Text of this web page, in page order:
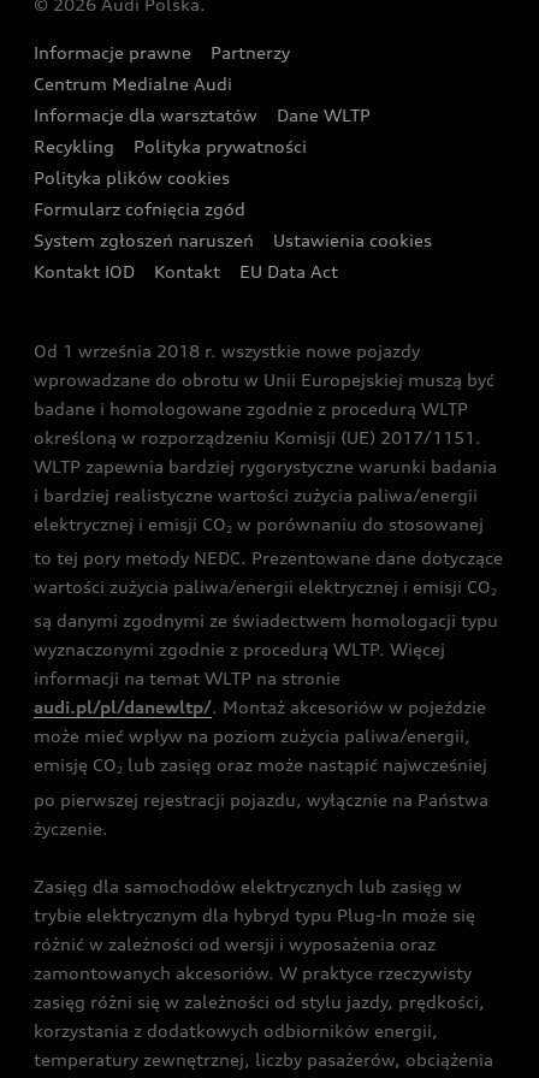
Wyszukaj najbliższego Partnera Audi
Oferta dla przedsiębiorców
Oferta dla klientów prywatnych
Kalkulator rat
Ubezpieczenie
Audi exclusive
Zasięg
Gwarancja
Akcje serwisowe Audi
Katalog online akcesoriów
Audi i Muzeum Sztuki Nowoczesnej w Warszawie
Audi driving experience
Audi quattro Cup
Audi i Puchar Świata w Skokach Narciarskich w
Zakopanem
© 2026 Audi Polska.
Informacje prawne
Partnerzy
Centrum Medialne Audi
Informacje dla warsztatów
Dane WLTP
Recykling
Polityka prywatności
Polityka plików cookies
Formularz cofnięcia zgód
System zgłoszeń naruszeń
Ustawienia cookies
Kontakt IOD
Kontakt EU Data Act
Od 1 września 2018 r. wszystkie nowe pojazdy
wprowadzane do obrotu w Unii Europejskiej muszą być
badane i homologowane zgodnie z procedurą WLTP
określoną w rozporządzeniu Komisji (UE) 2017/1151.
WLTP zapewnia bardziej rygorystyczne warunki badania
i bardziej realistyczne wartości zużycia paliwa/energii
elektrycznej i emisji CO2 w porównaniu do stosowanej
to tej pory metody NEDC. Prezentowane dane dotyczące
wartości zużycia paliwa/energii elektrycznej i emisji CO2
są danymi zgodnymi ze świadectwem homologacji typu
wyznaczonymi zgodnie z procedurą WLTP. Więcej
informacji na temat WLTP na stronie
audi.pl/pl/danewltp/. Montaż akcesoriów w pojeździe
może mieć wpływ na poziom zużycia paliwa/energii,
emisję CO2 lub zasięg oraz może nastąpić najwcześniej
po pierwszej rejestracji pojazdu, wyłącznie na Państwa
życzenie.
Zasięg dla samochodów elektrycznych lub zasięg w
trybie elektrycznym dla hybryd typu Plug-In może się
różnić w zależności od wersji i wyposażenia oraz
zamontowanych akcesoriów. W praktyce rzeczywisty
zasięg różni się w zależności od stylu jazdy, prędkości,
korzystania z dodatkowych odbiorników energii,
temperatury zewnętrznej, liczby pasażerów, obciążenia